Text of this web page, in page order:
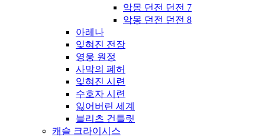
악몽 던전 던전 7
악몽 던전 던전 8
아레나
잊혀진 전장
영웅 원정
사막의 폐허
잊혀진 시련
수호자 시련
잃어버린 세계
블리츠 건틀릿
캐슬 크라이시스